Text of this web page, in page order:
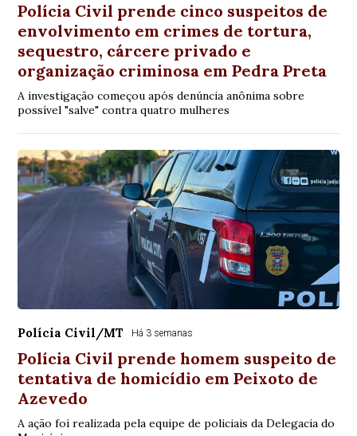
Polícia Civil prende cinco suspeitos de
envolvimento em crimes de tortura,
sequestro, cárcere privado e
organização criminosa em Pedra Preta
A investigação começou após denúncia anônima sobre
possível "salve" contra quatro mulheres
Polícia Civil/MT Há 3 semanas
Polícia Civil prende homem suspeito de
tentativa de homicídio em Peixoto de
Azevedo
A ação foi realizada pela equipe de policiais da Delegacia do